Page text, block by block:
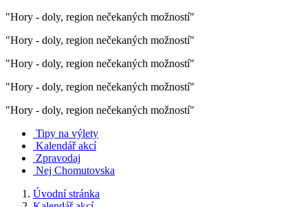
"Hory - doly, region nečekaných možností"
"Hory - doly, region nečekaných možností"
"Hory - doly, region nečekaných možností"
"Hory - doly, region nečekaných možností"
"Hory - doly, region nečekaných možností"
Tipy na výlety
Kalendář akcí
Zpravodaj
Nej Chomutovska
Úvodní stránka